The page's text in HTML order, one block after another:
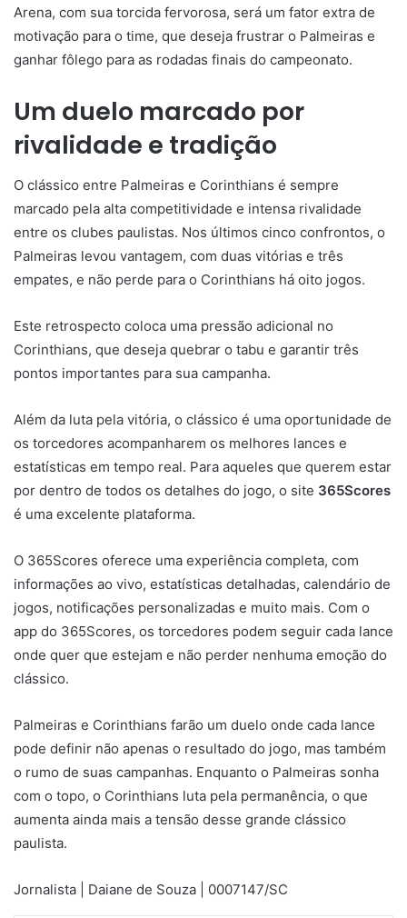
Arena, com sua torcida fervorosa, será um fator extra de
motivação para o time, que deseja frustrar o Palmeiras e
ganhar fôlego para as rodadas finais do campeonato.
Um duelo marcado por
rivalidade e tradição
O clássico entre Palmeiras e Corinthians é sempre
marcado pela alta competitividade e intensa rivalidade
entre os clubes paulistas. Nos últimos cinco confrontos, o
Palmeiras levou vantagem, com duas vitórias e três
empates, e não perde para o Corinthians há oito jogos.
Este retrospecto coloca uma pressão adicional no
Corinthians, que deseja quebrar o tabu e garantir três
pontos importantes para sua campanha.
Além da luta pela vitória, o clássico é uma oportunidade de
os torcedores acompanharem os melhores lances e
estatísticas em tempo real. Para aqueles que querem estar
por dentro de todos os detalhes do jogo, o site 365Scores
é uma excelente plataforma.
O 365Scores oferece uma experiência completa, com
informações ao vivo, estatísticas detalhadas, calendário de
jogos, notificações personalizadas e muito mais. Com o
app do 365Scores, os torcedores podem seguir cada lance
onde quer que estejam e não perder nenhuma emoção do
clássico.
Palmeiras e Corinthians farão um duelo onde cada lance
pode definir não apenas o resultado do jogo, mas também
o rumo de suas campanhas. Enquanto o Palmeiras sonha
com o topo, o Corinthians luta pela permanência, o que
aumenta ainda mais a tensão desse grande clássico
paulista.
Jornalista | Daiane de Souza | 0007147/SC